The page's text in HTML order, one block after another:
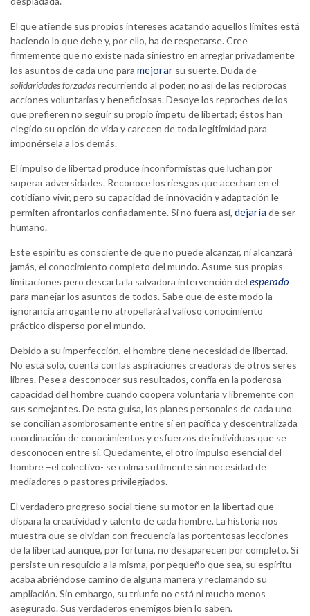
El que atiende sus propios intereses acatando aquellos límites está
haciendo lo que debe y, por ello, ha de respetarse. Cree
firmemente que no existe nada siniestro en arreglar privadamente
los asuntos de cada uno para mejorar su suerte. Duda de
solidaridades forzadasrecurriendo al poder, no así de las recíprocas
acciones voluntarias y beneficiosas. Desoye los reproches de los
que prefieren no seguir su propio ímpetu de libertad; éstos han
elegido su opción de vida y carecen de toda legitimidad para
imponérsela a los demás.
El impulso de libertad produce inconformistas que luchan por
superar adversidades. Reconoce los riesgos que acechan en el
cotidiano vivir, pero su capacidad de innovación y adaptación le
permiten afrontarlos confiadamente. Si no fuera así, dejaría de ser
humano.
Este espíritu es consciente de que no puede alcanzar, ni alcanzará
jamás, el conocimiento completo del mundo. Asume sus propias
limitaciones pero descarta la salvadora intervención del esperado
para manejar los asuntos de todos. Sabe que de este modo la
ignorancia arrogante no atropellará al valioso conocimiento
práctico disperso por el mundo.
Debido a su imperfección, el hombre tiene necesidad de libertad.
No está solo, cuenta con las aspiraciones creadoras de otros seres
libres. Pese a desconocer sus resultados, confía en la poderosa
capacidad del hombre cuando coopera voluntaria y libremente con
sus semejantes. De esta guisa, los planes personales de cada uno
se concilian asombrosamente entre sí en pacífica y descentralizada
coordinación de conocimientos y esfuerzos de individuos que se
desconocen entre sí. Quedamente, el otro impulso esencial del
hombre –el colectivo- se colma sutilmente sin necesidad de
mediadores o pastores privilegiados.
El verdadero progreso social tiene su motor en la libertad que
dispara la creatividad y talento de cada hombre. La historia nos
muestra que se olvidan con frecuencia las portentosas lecciones
de la libertad aunque, por fortuna, no desaparecen por completo. Si
persiste un resquicio a la misma, por pequeño que sea, su espíritu
acaba abriéndose camino de alguna manera y reclamando su
ampliación. Sin embargo, su triunfo no está ni mucho menos
asegurado. Sus verdaderos enemigos bien lo saben.